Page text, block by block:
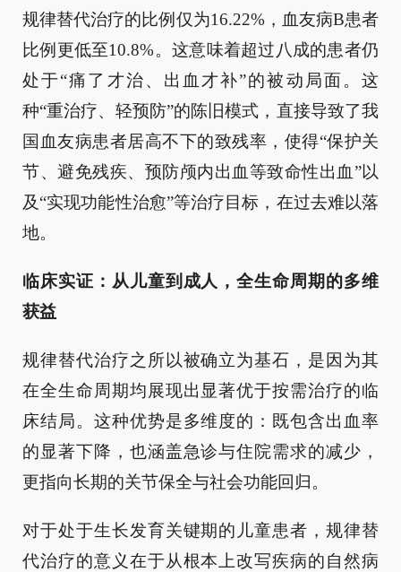
规律替代治疗的比例仅为16.22%，血友病B患者
比例更低至10.8%。这意味着超过八成的患者仍
处于“痛了才治、出血才补”的被动局面。这
种“重治疗、轻预防”的陈旧模式，直接导致了我
国血友病患者居高不下的致残率，使得“保护关
节、避免残疾、预防颅内出血等致命性出血”以
及“实现功能性治愈”等治疗目标，在过去难以落
地。
临床实证：从儿童到成人，全生命周期的多维
获益
规律替代治疗之所以被确立为基石，是因为其
在全生命周期均展现出显著优于按需治疗的临
床结局。这种优势是多维度的：既包含出血率
的显著下降，也涵盖急诊与住院需求的减少，
更指向长期的关节保全与社会功能回归。
对于处于生长发育关键期的儿童患者，规律替
代治疗的意义在于从根本上改写疾病的自然病